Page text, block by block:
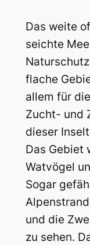
Das weite
seichte
flache
allem für
Zucht- und
dieser
Das Gebiet
Watvögel
Sogar
und die
zu sehen.